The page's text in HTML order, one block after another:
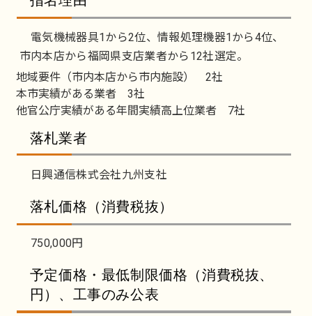
電気機械器具1から2位、情報処理機器1から4位、
市内本店から福岡県支店業者から12社選定。
地域要件（市内本店から市内施設） 2社
本市実績がある業者 3社
他官公庁実績がある年間実績高上位業者 7社
落札業者
日興通信株式会社九州支社
落札価格（消費税抜）
750,000円
予定価格・最低制限価格（消費税抜、
円）、工事のみ公表